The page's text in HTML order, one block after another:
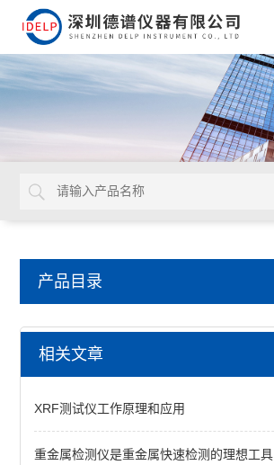
产品目录
X射线光谱仪
X荧光光谱仪
相关文章
XRF测试仪工作原理和应用
重金属检测仪是重金属快速检测的理想工具